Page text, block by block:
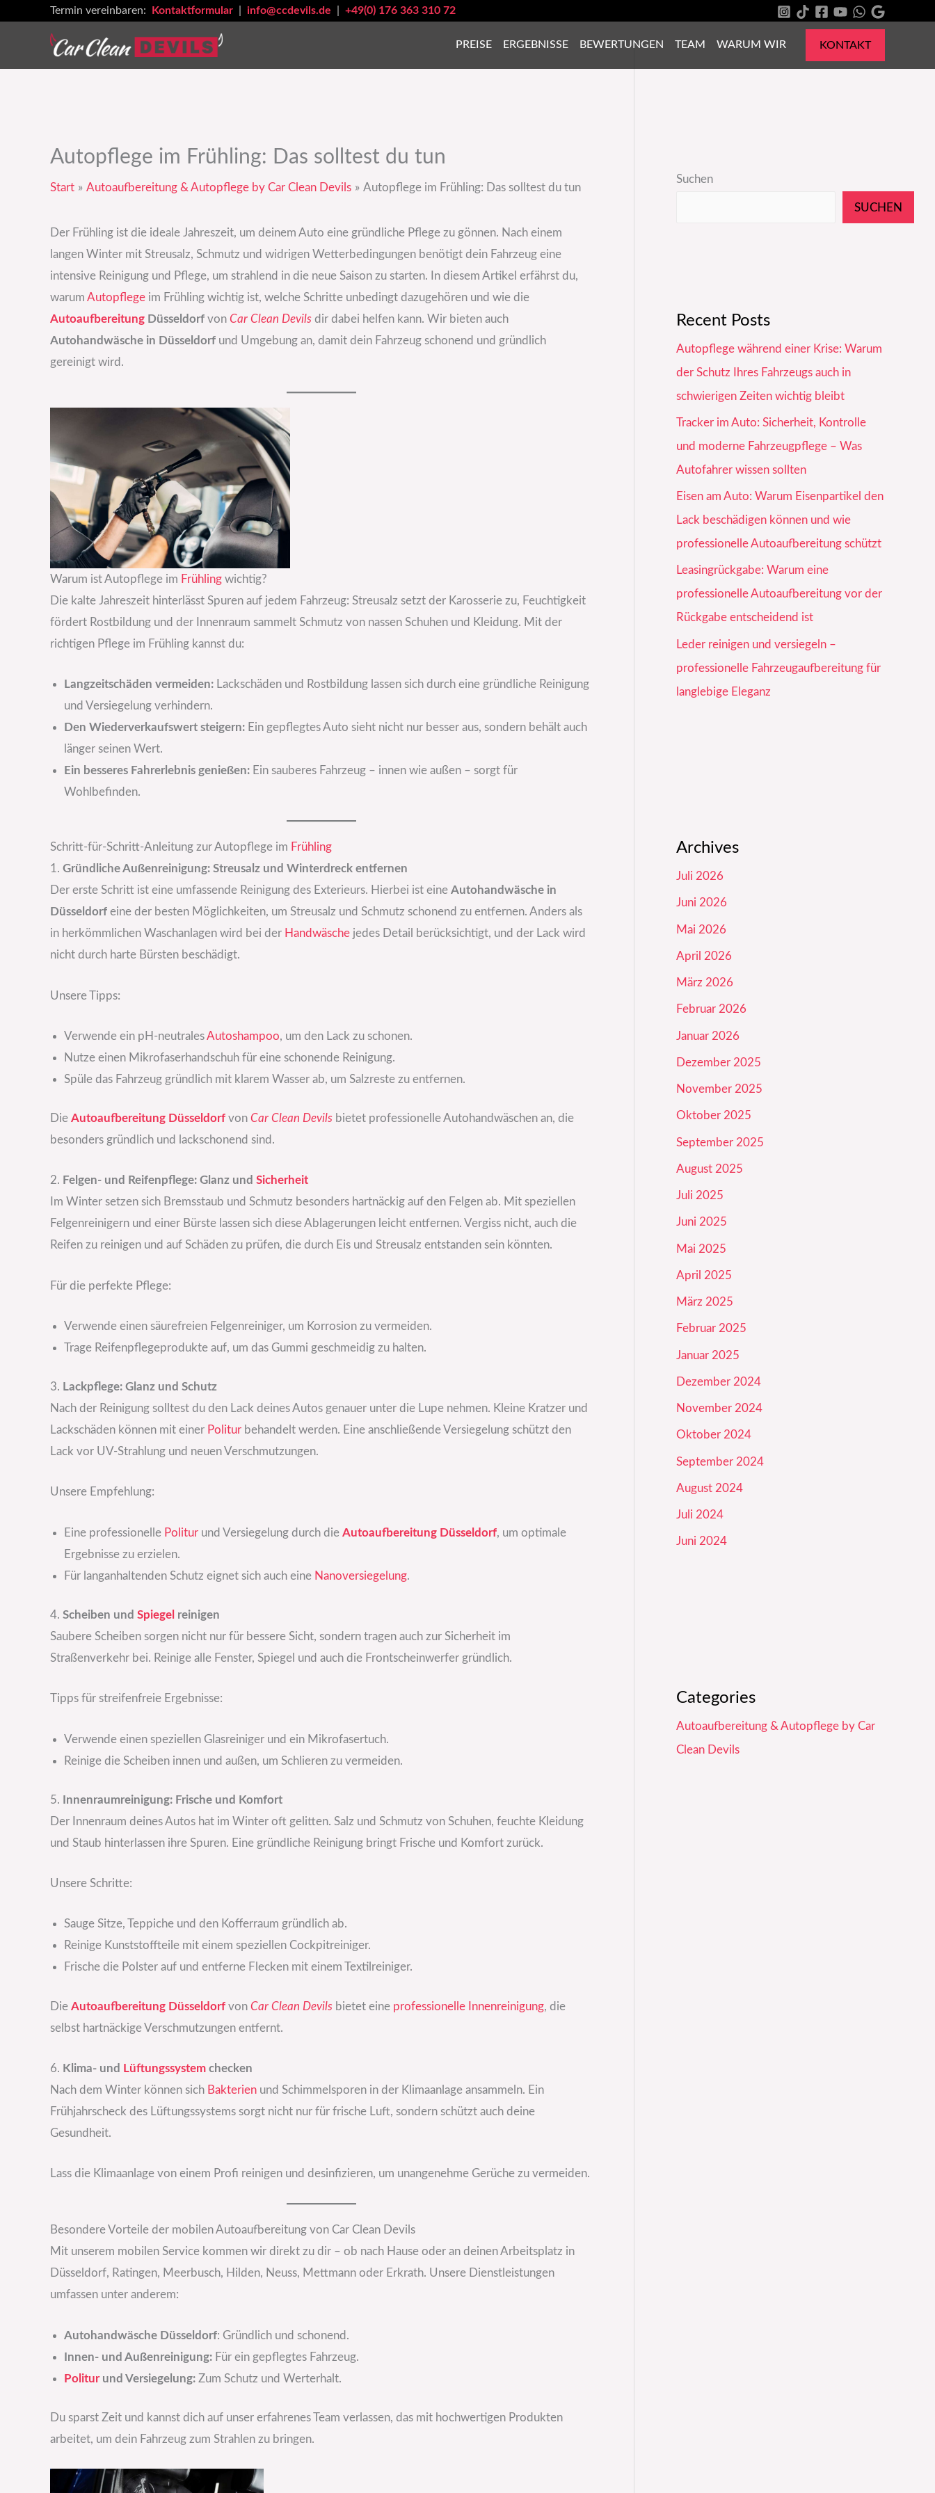
Termin vereinbaren: Kontaktformular info@ccdevils.de +49(0) 176 363 310 72
PREISE ERGEBNISSE BEWERTUNGEN TEAM WARUM WIR KONTAKT
Autopflege im Frühling: Das solltest du tun
Start Autoaufbereitung & Autopflege by Car Clean Devils Autopflege im Frühling: Das solltest du tun
Der Frühling ist die ideale Jahreszeit, um deinem Auto eine gründliche Pflege zu gönnen. Nach einem
langen Winter mit Streusalz, Schmutz und widrigen Wetterbedingungen benötigt dein Fahrzeug eine
intensive Reinigung und Pflege, um strahlend in die neue Saison zu starten. In diesem Artikel erfährst du,
warum Autopflege im Frühling wichtig ist, welche Schritte unbedingt dazugehören und wie die
Autoaufbereitung Düsseldorf von Car Clean Devils dir dabei helfen kann. Wir bieten auch
Autohandwäsche in Düsseldorf und Umgebung an, damit dein Fahrzeug schonend und gründlich
gereinigt wird.
Warum ist Autopflege im Frühling wichtig?
Die kalte Jahreszeit hinterlässt Spuren auf jedem Fahrzeug: Streusalz setzt der Karosserie zu, Feuchtigkeit
fördert Rostbildung und der Innenraum sammelt Schmutz von nassen Schuhen und Kleidung. Mit der
richtigen Pflege im Frühling kannst du:
Langzeitschäden vermeiden: Lackschäden und Rostbildung lassen sich durch eine gründliche Reinigung
und Versiegelung verhindern.
Den Wiederverkaufswert steigern: Ein gepflegtes Auto sieht nicht nur besser aus, sondern behält auch
länger seinen Wert.
Ein besseres Fahrerlebnis genießen: Ein sauberes Fahrzeug – innen wie außen – sorgt für
Wohlbefinden.
Schritt-für-Schritt-Anleitung zur Autopflege im Frühling
1. Gründliche Außenreinigung: Streusalz und Winterdreck entfernen
Der erste Schritt ist eine umfassende Reinigung des Exterieurs. Hierbei ist eine Autohandwäsche in
Düsseldorf eine der besten Möglichkeiten, um Streusalz und Schmutz schonend zu entfernen. Anders als
in herkömmlichen Waschanlagen wird bei der Handwäsche jedes Detail berücksichtigt, und der Lack wird
nicht durch harte Bürsten beschädigt.
Unsere Tipps:
Verwende ein pH-neutralesAutoshampoo, um den Lack zu schonen.
Nutze einen Mikrofaserhandschuh für eine schonende Reinigung.
Spüle das Fahrzeug gründlich mit klarem Wasser ab, um Salzreste zu entfernen.
Die Autoaufbereitung Düsseldorf von Car Clean Devils bietet professionelle Autohandwäschen an, die
besonders gründlich und lackschonend sind.
2. Felgen- und Reifenpflege: Glanz und Sicherheit
Im Winter setzen sich Bremsstaub und Schmutz besonders hartnäckig auf den Felgen ab. Mit speziellen
Felgenreinigern und einer Bürste lassen sich diese Ablagerungen leicht entfernen. Vergiss nicht, auch die
Reifen zu reinigen und auf Schäden zu prüfen, die durch Eis und Streusalz entstanden sein könnten.
Für die perfekte Pflege:
Verwende einen säurefreien Felgenreiniger, um Korrosion zu vermeiden.
Trage Reifenpflegeprodukte auf, um das Gummi geschmeidig zu halten.
3. Lackpflege: Glanz und Schutz
Nach der Reinigung solltest du den Lack deines Autos genauer unter die Lupe nehmen. Kleine Kratzer und
Lackschäden können mit einer Politur behandelt werden. Eine anschließende Versiegelung schützt den
Lack vor UV-Strahlung und neuen Verschmutzungen.
Unsere Empfehlung:
Eine professionelle Politur und Versiegelung durch die Autoaufbereitung Düsseldorf, um optimale
Ergebnisse zu erzielen.
Für langanhaltenden Schutz eignet sich auch eine Nanoversiegelung.
4. Scheiben und Spiegel reinigen
Saubere Scheiben sorgen nicht nur für bessere Sicht, sondern tragen auch zur Sicherheit im
Straßenverkehr bei. Reinige alle Fenster, Spiegel und auch die Frontscheinwerfer gründlich.
Tipps für streifenfreie Ergebnisse:
Verwende einen speziellen Glasreiniger und ein Mikrofasertuch.
Reinige die Scheiben innen und außen, um Schlieren zu vermeiden.
5.
Innenraumreinigung: Frische und Komfort
Der Innenraum deines Autos hat im Winter oft gelitten. Salz und Schmutz von Schuhen, feuchte Kleidung
und Staub hinterlassen ihre Spuren. Eine gründliche Reinigung bringt Frische und Komfort zurück.
Unsere Schritte:
Sauge Sitze, Teppiche und den Kofferraum gründlich ab.
Reinige Kunststoffteile mit einem speziellen Cockpitreiniger.
Frische die Polster auf und entferne Flecken mit einem Textilreiniger.
Die Autoaufbereitung Düsseldorf von Car Clean Devils bietet eine professionelle Innenreinigung, die
selbst hartnäckige Verschmutzungen entfernt.
6. Klima- und Lüftungssystem checken
Nach dem Winter können sich Bakterien und Schimmelsporen in der Klimaanlage ansammeln. Ein
Frühjahrscheck des Lüftungssystems sorgt nicht nur für frische Luft, sondern schützt auch deine
Gesundheit.
Lass die Klimaanlage von einem Profi reinigen und desinfizieren, um unangenehme Gerüche zu vermeiden.
Besondere Vorteile der mobilen Autoaufbereitung von Car Clean Devils
Mit unserem mobilen Service kommen wir direkt zu dir – ob nach Hause oder an deinen Arbeitsplatz in
Düsseldorf, Ratingen, Meerbusch, Hilden, Neuss, Mettmann oder Erkrath. Unsere Dienstleistungen
umfassen unter anderem:
Autohandwäsche Düsseldorf: Gründlich und schonend.
Innen- und Außenreinigung: Für ein gepflegtes Fahrzeug.
Politurund Versiegelung: Zum Schutz und Werterhalt.
Du sparst Zeit und kannst dich auf unser erfahrenes Team verlassen, das mit hochwertigen Produkten
arbeitet, um dein Fahrzeug zum Strahlen zu bringen.
Suchen
SUCHEN
Recent Posts
Autopflege während einer Krise: Warum
der Schutz Ihres Fahrzeugs auch in
schwierigen Zeiten wichtig bleibt
Tracker im Auto: Sicherheit, Kontrolle
und moderne Fahrzeugpflege – Was
Autofahrer wissen sollten
Eisen am Auto: Warum Eisenpartikel den
Lack beschädigen können und wie
professionelle Autoaufbereitung schützt
Leasingrückgabe: Warum eine
professionelle Autoaufbereitung vor der
Rückgabe entscheidend ist
Leder reinigen und versiegeln –
professionelle Fahrzeugaufbereitung für
langlebige Eleganz
Archives
Juli 2026
Juni 2026
Mai 2026
April 2026
März 2026
Februar 2026
Januar 2026
Dezember 2025
November 2025
Oktober 2025
September 2025
August 2025
Juli 2025
Juni 2025
Mai 2025
April 2025
März 2025
Februar 2025
Januar 2025
Dezember 2024
November 2024
Oktober 2024
September 2024
August 2024
Juli 2024
Juni 2024
Categories
Autoaufbereitung & Autopflege by Car
Clean Devils